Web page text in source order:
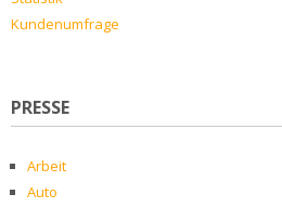
Kundenumfrage
PRESSE
Arbeit
Auto